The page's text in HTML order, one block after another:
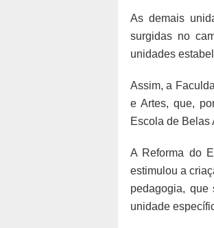
As demais
surgidas no
unidades
Assim, a
e Artes, que,
Escola de Belas
A Reforma do
estimulou a
pedagogia, que
unidade